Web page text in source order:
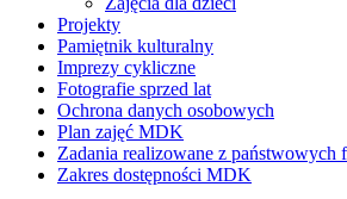
Projekty
Pamiętnik kulturalny
Imprezy cykliczne
Fotografie sprzed lat
Ochrona danych osobowych
Plan zajęć MDK
Zadania realizowane z państwowych
Zakres dostępności MDK